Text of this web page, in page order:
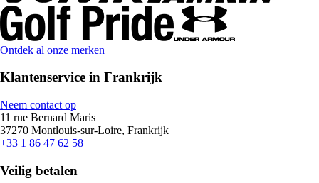
Ontdek al onze merken
Klantenservice in Frankrijk
Neem contact op
11 rue Bernard Maris
37270 Montlouis-sur-Loire, Frankrijk
+33 1 86 47 62 58
Veilig betalen